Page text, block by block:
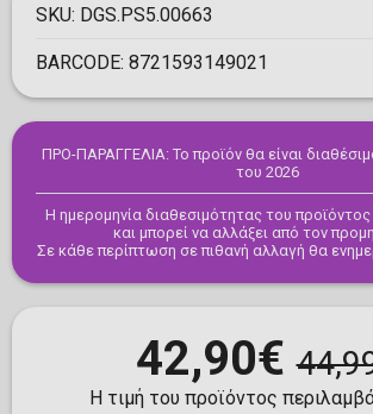
SKU: DGS.PS5.00663
BARCODE: 8721593149021
ΠΡΟ-ΠΑΡΑΓΓΕΛΙΑ: Το προϊόν θα είναι
του 2026
Η ημερομηνία διαθεσιμότητας του προϊόντος
και μπορεί να αλλάξει από τον
Σε κάθε περίπτωση σε πιθανή αλλαγή θα
42,90€
Η τιμή του προϊόντος